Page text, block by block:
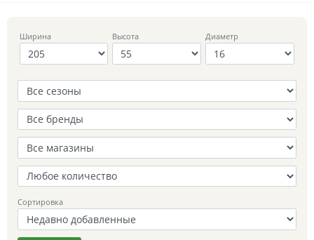
Ширина Высота Диаметр
Сортировка